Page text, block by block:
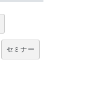
セミナー